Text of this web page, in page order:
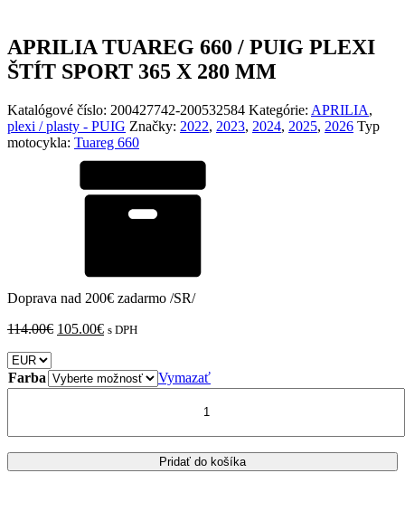
APRILIA TUAREG 660 / PUIG PLEXI
ŠTÍT SPORT 365 X 280 MM
Katalógové číslo: 200427742-200532584 Kategórie: APRILIA,
plexi / plasty - PUIG Značky: 2022, 2023, 2024, 2025, 2026 Typ
motocykla: Tuareg 660
Doprava nad 200€ zadarmo /SR/
114.00€ Pôvodná
114.00€.
105.00€Aktuálna
105.00€.
s DPH
Farba
Vymazať
/
PUIG
Pridať do košíka